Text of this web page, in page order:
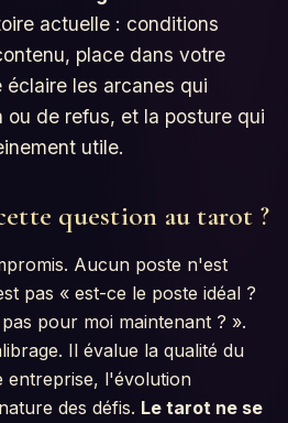
actuelle : conditions
place dans votre
les arcanes qui
de refus, et la posture qui
utile.
question au tarot ?
Aucun poste n'est
pas « est-ce le poste idéal ?
pour moi maintenant ? ».
Il évalue la qualité du
entreprise, l'évolution
des défis. Le tarot ne se